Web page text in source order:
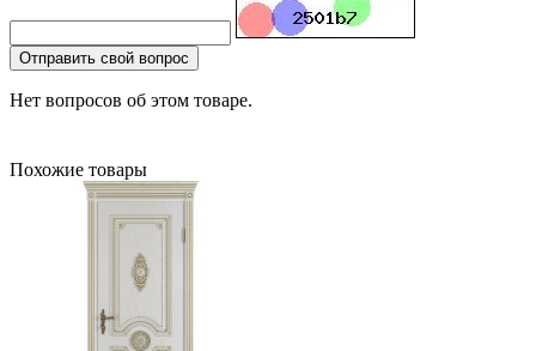
Отправить свой вопрос
Нет вопросов об этом товаре.
Похожие товары